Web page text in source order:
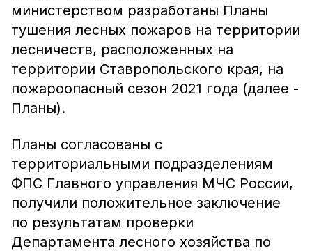
министерством разработаны Планы
тушения лесных пожаров на территории
лесничеств, расположенных на
территории Ставропольского края, на
пожароопасный сезон 2021 года (далее -
Планы).
Планы согласованы с
территориальными подразделениям
ФПС Главного управления МЧС России,
получили положительное заключение
по результатам проверки
Департамента лесного хозяйства по